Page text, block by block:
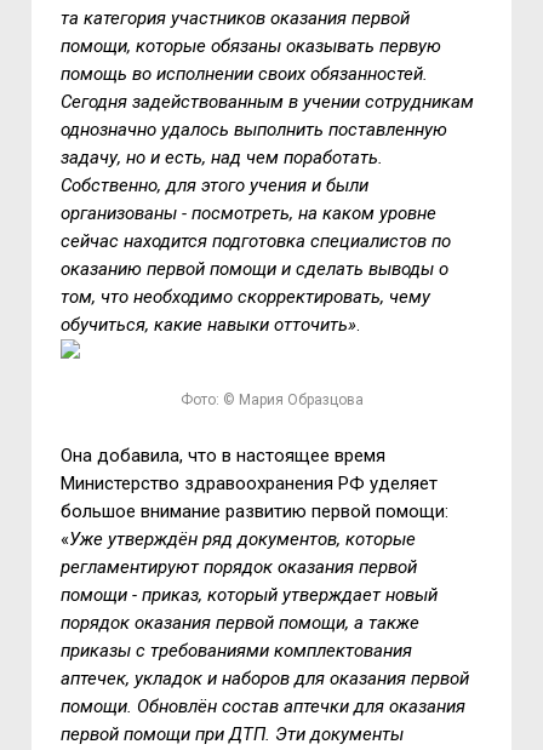
та категория участников оказания первой
помощи, которые обязаны оказывать первую
помощь во исполнении своих обязанностей.
Сегодня задействованным в учении сотрудникам
однозначно удалось выполнить поставленную
задачу, но и есть, над чем поработать.
Собственно, для этого учения и были
организованы - посмотреть, на каком уровне
сейчас находится подготовка специалистов по
оказанию первой помощи и сделать выводы о
том, что необходимо скорректировать, чему
обучиться, какие навыки отточить».
Фото: © Мария Образцова
Она добавила, что в настоящее время
Министерство здравоохранения РФ уделяет
большое внимание развитию первой помощи:
«Уже утверждён ряд документов, которые
регламентируют порядок оказания первой
помощи - приказ, который утверждает новый
порядок оказания первой помощи, а также
приказы с требованиями комплектования
аптечек, укладок и наборов для оказания первой
помощи. Обновлён состав аптечки для оказания
первой помощи при ДТП. Эти документы